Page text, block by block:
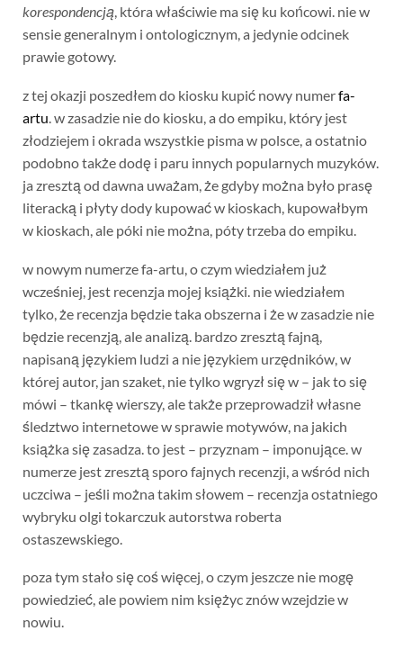
korespondencją, która właściwie ma się ku końcowi. nie w
sensie generalnym i ontologicznym, a jedynie odcinek
prawie gotowy.
z tej okazji poszedłem do kiosku kupić nowy numerfa-
artu. w zasadzie nie do kiosku, a do empiku, który jest
złodziejem i okrada wszystkie pisma w polsce, a ostatnio
podobno także dodę i paru innych popularnych muzyków.
ja zresztą od dawna uważam, że gdyby można było prasę
literacką i płyty dody kupować w kioskach, kupowałbym
w kioskach, ale póki nie można, póty trzeba do empiku.
w nowym numerze fa-artu, o czym wiedziałem już
wcześniej, jest recenzja mojej książki. nie wiedziałem
tylko, że recenzja będzie taka obszerna i że w zasadzie nie
będzie recenzją, ale analizą. bardzo zresztą fajną,
napisaną językiem ludzi a nie językiem urzędników, w
której autor, jan szaket, nie tylko wgryzł się w – jak to się
mówi – tkankę wierszy, ale także przeprowadził własne
śledztwo internetowe w sprawie motywów, na jakich
książka się zasadza. to jest – przyznam – imponujące. w
numerze jest zresztą sporo fajnych recenzji, a wśród nich
uczciwa – jeśli można takim słowem – recenzja ostatniego
wybryku olgi tokarczuk autorstwa roberta
ostaszewskiego.
poza tym stało się coś więcej, o czym jeszcze nie mogę
powiedzieć, ale powiem nim księżyc znów wzejdzie w
nowiu.